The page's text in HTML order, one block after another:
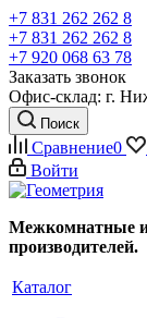
+7 831 262 262 8
+7 831 262 262 8
+7 920 068 63 78
Заказать звонок
Офис-склад: г.
Поиск
Сравнение0
Войти
Межкомнатные
производителей.
Каталог